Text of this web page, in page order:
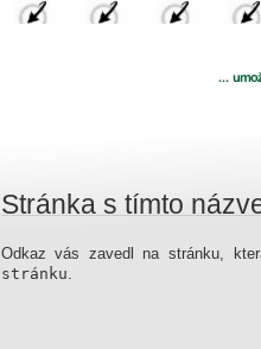
Stránka s tímto
Odkaz vás zavedl na stránku,
stránku.